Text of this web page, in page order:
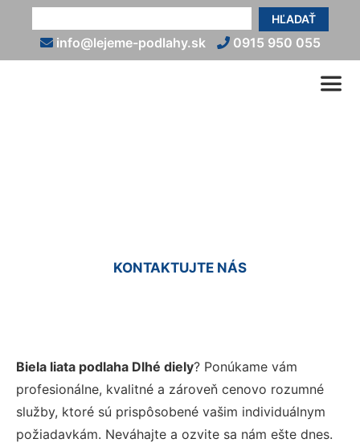
HĽADAŤ
info@lejeme-podlahy.sk 0915 950 055
KONTAKTUJTE NÁS
Biela liata podlaha Dlhé diely? Ponúkame vám
profesionálne, kvalitné a zároveň cenovo rozumné
služby, ktoré sú prispôsobené vašim individuálnym
požiadavkám. Neváhajte a ozvite sa nám ešte dnes.